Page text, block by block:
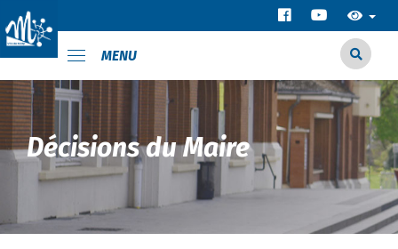
MENU
Décisions du Maire